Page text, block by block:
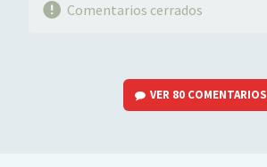
Comentarios cerrados
VER 80 COMENTARIOS